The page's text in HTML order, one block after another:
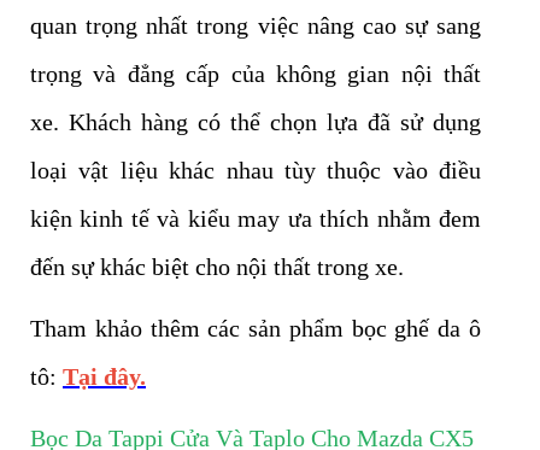
quan trọng nhất trong việc nâng cao sự sang
trọng và đẳng cấp của không gian nội thất
xe. Khách hàng có thể chọn lựa đã sử dụng
loại vật liệu khác nhau tùy thuộc vào điều
kiện kinh tế và kiểu may ưa thích nhằm đem
đến sự khác biệt cho nội thất trong xe.
Tham khảo thêm các sản phẩm bọc ghế da ô
tô: Tại đây.
Bọc Da Tappi Cửa Và Taplo Cho Mazda CX5